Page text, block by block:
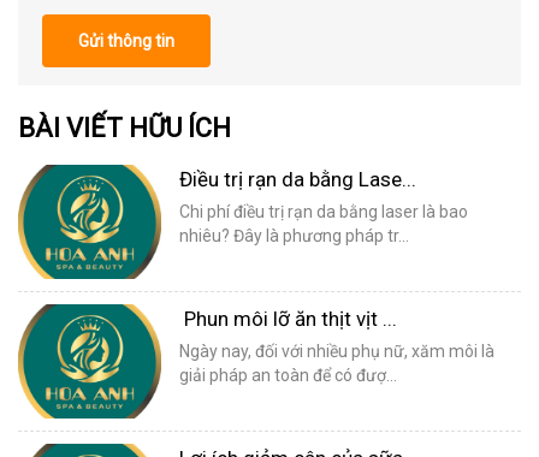
Gửi thông tin
BÀI VIẾT HỮU ÍCH
Điều trị rạn da bằng Lase...
Chi phí điều trị rạn da bằng laser là bao
nhiêu? Đây là phương pháp tr...
Phun môi lỡ ăn thịt vịt ...
Ngày nay, đối với nhiều phụ nữ, xăm môi là
giải pháp an toàn để có đượ...